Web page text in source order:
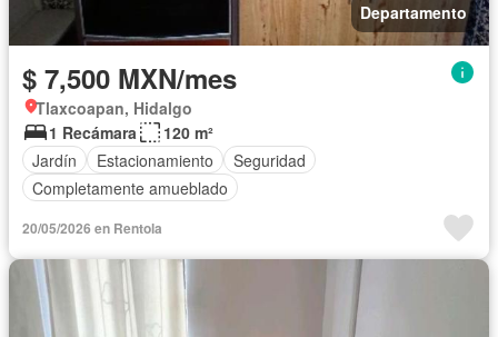
Departamento
$ 7,500 MXN/mes
Tlaxcoapan, Hidalgo
1 Recámara
120 m²
Jardín
Estacionamiento
Seguridad
Completamente amueblado
20/05/2026 en Rentola